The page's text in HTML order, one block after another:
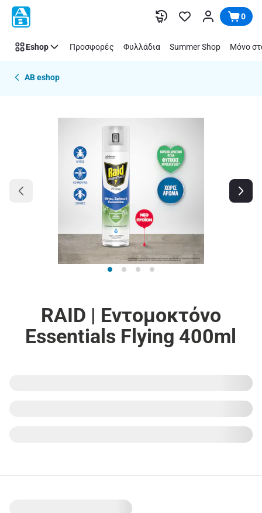
Παράλειψη 0
Eshop Προσφορές Φυλλάδια Summer Shop Μόνο
AB eshop
RAID | Εντομοκτόνο
Essentials Flying 400ml